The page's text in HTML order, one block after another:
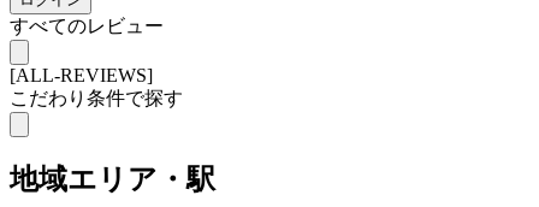
すべてのレビュー
[ALL-REVIEWS]
こだわり条件で探す
地域エリア・駅